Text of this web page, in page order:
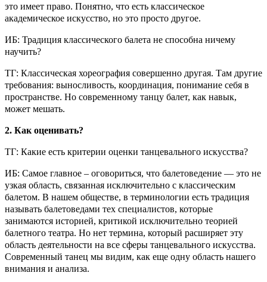
это имеет право. Понятно, что есть классическое
академическое искусство, но это просто другое.
ИБ: Традиция классического балета не способна ничему
научить?
ТГ: Классическая хореография совершенно другая. Там другие
требования: выносливость, координация, понимание себя в
пространстве. Но современному танцу балет, как навык,
может мешать.
2. Как оценивать?
ТГ: Какие есть критерии оценки танцевального искусства?
ИБ: Самое главное – оговориться, что балетоведение — это не
узкая область, связанная исключительно с классическим
балетом. В нашем обществе, в терминологии есть традиция
называть балетоведами тех специалистов, которые
занимаются историей, критикой исключительно теорией
балетного театра. Но нет термина, который расширяет эту
область деятельности на все сферы танцевального искусства.
Современный танец мы видим, как еще одну область нашего
внимания и анализа.